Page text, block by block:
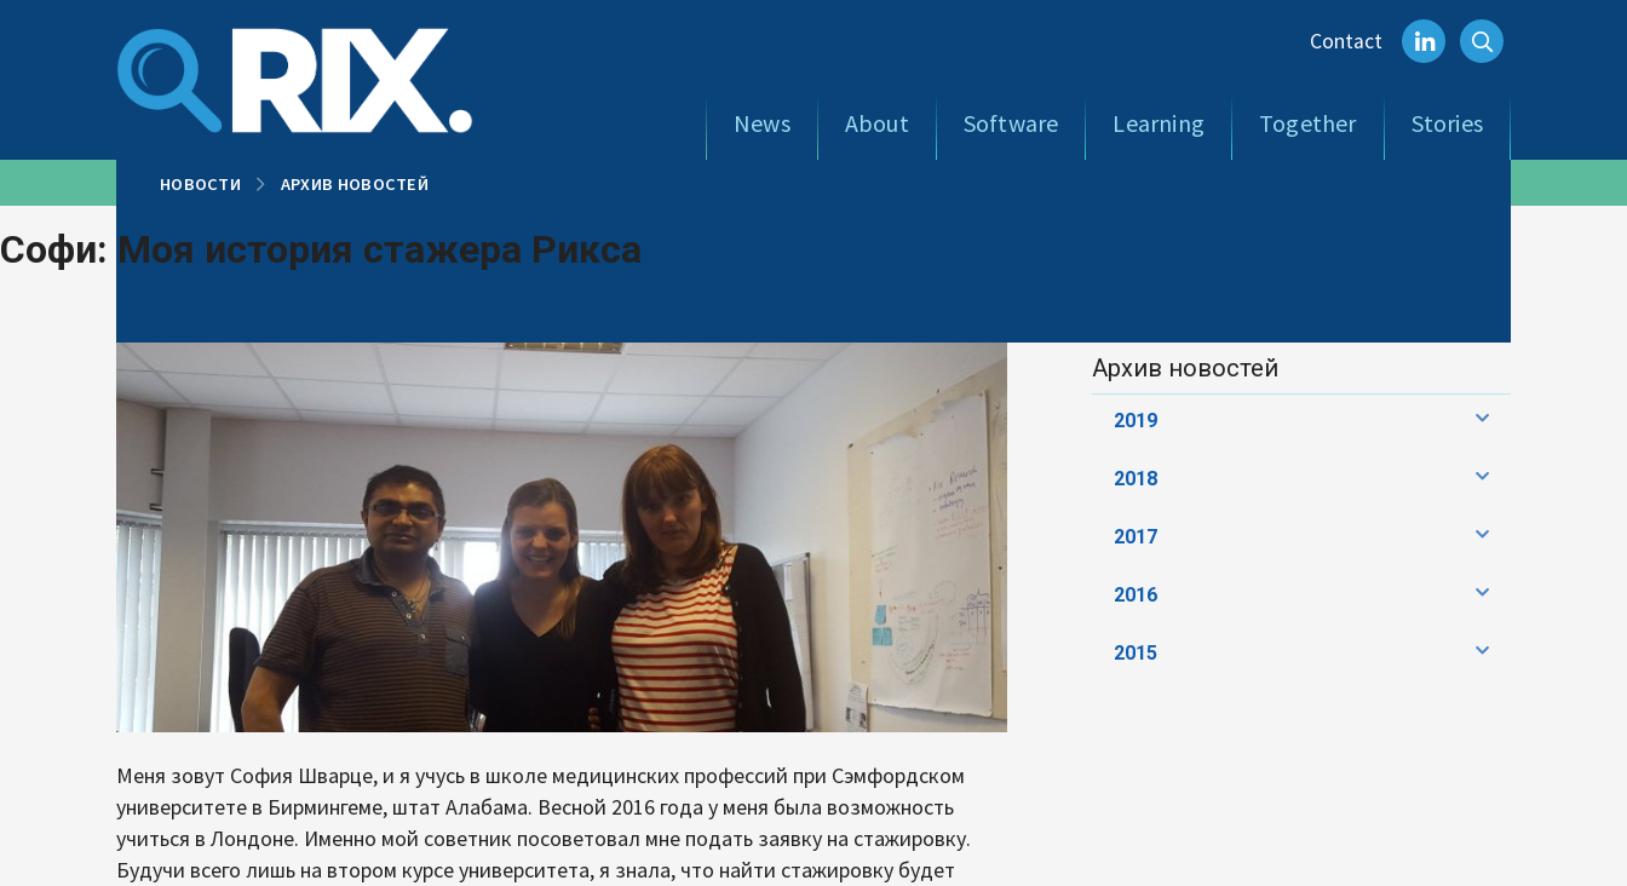
Contact
News About Software Learning Together Stories
НОВОСТИ АРХИВ НОВОСТЕЙ
Софи: Моя история стажера Рикса
Меня зовут София Шварце, и я учусь в школе медицинских профессий при Сэмфордском
университете в Бирмингеме, штат Алабама. Весной 2016 года у меня была возможность
учиться в Лондоне. Именно мой советник посоветовал мне подать заявку на стажировку.
Будучи всего лишь на втором курсе университета, я знала, что найти стажировку будет
Архив новостей
2019
2018
2017
2016
2015